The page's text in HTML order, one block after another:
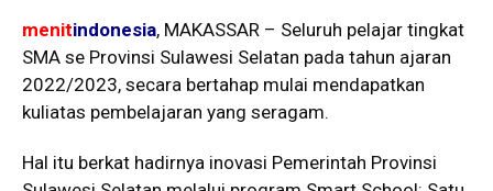
menitindonesia, MAKASSAR – Seluruh pelajar tingkat
SMA se Provinsi Sulawesi Selatan pada tahun ajaran
2022/2023, secara bertahap mulai mendapatkan
kuliatas pembelajaran yang seragam.
Hal itu berkat hadirnya inovasi Pemerintah Provinsi